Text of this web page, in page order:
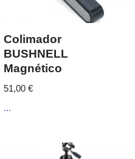
Colimador
BUSHNELL
Magnético
51,00€
...